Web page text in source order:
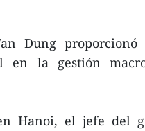
Dung proporcionó
en la gestión
Hanoi, el jefe del